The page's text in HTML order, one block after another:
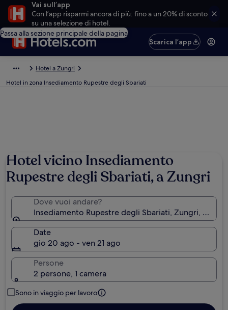
Vai sull’app
Con l’app risparmi ancora di più: fino a un 20% di sconto
su una selezione di hotel.
Passa alla sezione principale della pagina
Scarica l’app
Hotel a Zungri
Hotel in zona Insediamento Rupestre degli Sbariati
Hotel vicino Insediamento
Rupestre degli Sbariati, a Zungri
Dove vuoi andare?
Insediamento Rupestre degli Sbariati, Zungri,
Date
gio 20 ago - ven 21 ago
Persone
2 persone, 1 camera
Sono in viaggio per lavoro